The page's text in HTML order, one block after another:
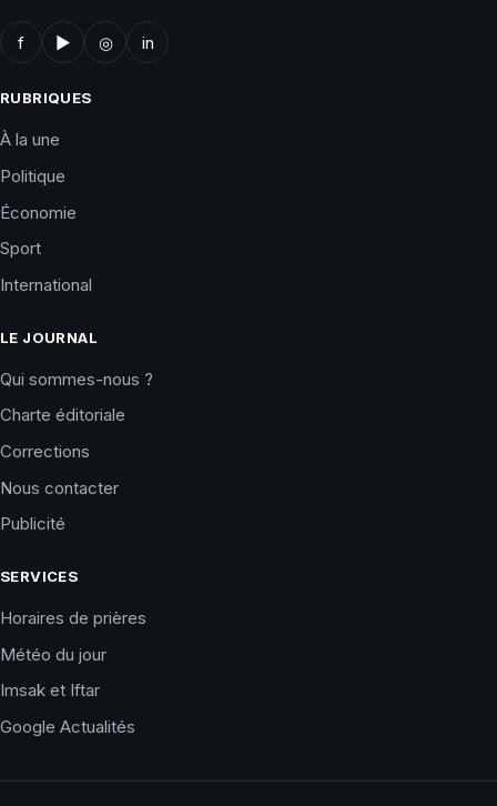
f ▶ ◎ in
RUBRIQUES
À la une
Politique
Économie
Sport
International
LE JOURNAL
Qui sommes-nous ?
Charte éditoriale
Corrections
Nous contacter
Publicité
SERVICES
Horaires de prières
Météo du jour
Imsak et Iftar
Google Actualités